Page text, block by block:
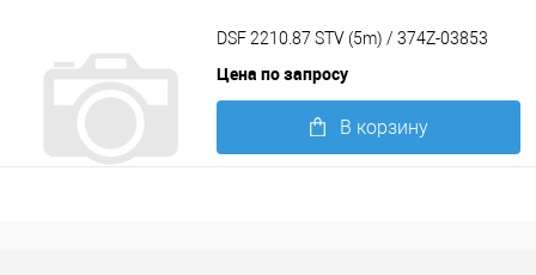
DSF 2210.87 STV (5m) / 374Z-03853
Цена по запросу
В корзину